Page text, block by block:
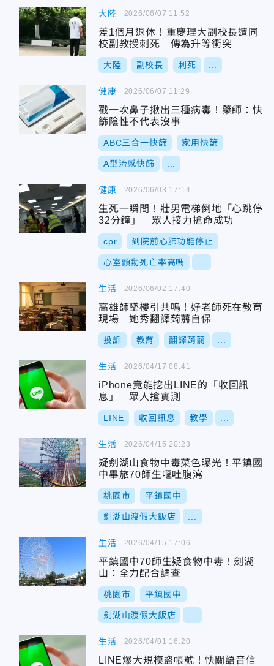
大陸
差1個月退休！重慶理大副校長遭同
校副教授刺死 傳為升等衝突
大陸 副校長 刺死
2026/06/07 11:52
健康
戳一次鼻子揪出三種病毒！藥師：快
篩陰性不代表沒事
ABC三合一快篩 家用快篩
A型流感快篩
2026/06/07 11:29
健康
生死一瞬間！壯男電梯倒地「心跳停
32分鐘」 眾人接力搶命成功
cpr 到院前心肺功能停止
心室顫動死亡率高嗎
2026/06/03 17:14
生活
高雄師墜樓引共鳴！好老師死在教育
現場 她秀翻譯蒟蒻自保
投訴 教育 翻譯蒟蒻
2026/06/02 17:40
生活
iPhone竟能挖出LINE的「收回訊
息」 眾人搶實測
LINE 收回訊息 教學
2026/04/17 08:41
生活
疑劍湖山食物中毒菜色曝光！平鎮國
中畢旅70師生嘔吐腹瀉
桃園市 平鎮國中
劍湖山渡假大飯店
2026/04/15 20:23
生活
平鎮國中70師生疑食物中毒！劍湖
山：全力配合調查
桃園市 平鎮國中
劍湖山渡假大飯店
2026/04/15 17:06
生活
LINE爆大規模盜帳號！快關語音信
2026/04/01 16:20